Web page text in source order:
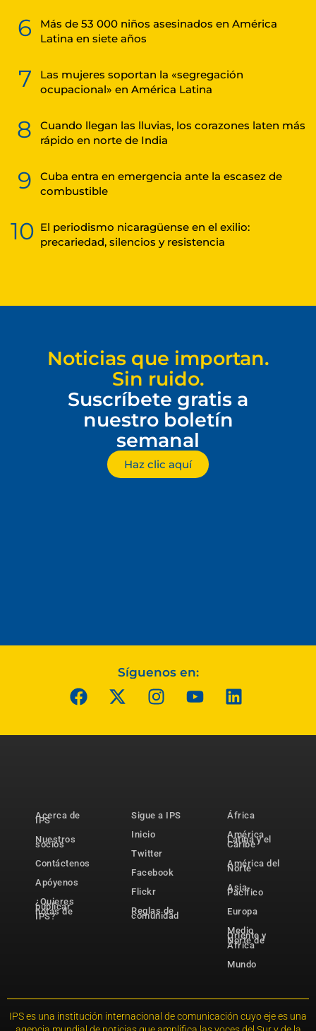
6
Más de 53 000 niños asesinados en América
Latina en siete años
7
Las mujeres soportan la «segregación
ocupacional» en América Latina
8
Cuando llegan las lluvias, los corazones laten más
rápido en norte de India
9
Cuba entra en emergencia ante la escasez de
combustible
10 El periodismo nicaragüense en el exilio:
precariedad, silencios y resistencia
Noticias que importan.
Sin ruido.
Suscríbete gratis a
nuestro boletín
semanal
Haz clic aquí
Síguenos en:
Acerca de
IPS
Nuestros
socios
Contáctenos
Apóyenos
¿Quieres
publicar
notas de
IPS?
Sigue a IPS
Inicio
Twitter
Facebook
Flickr
Reglas de
comunidad
África
América
Latina y el
Caribe
América del
Norte
Asia-
Pacífico
Europa
Medio
Oriente y
Norte de
África
Mundo
IPS es una institución internacional de comunicación cuyo eje es una